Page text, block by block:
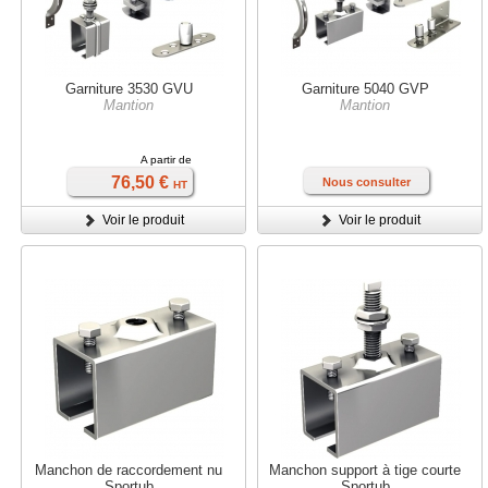
Garniture 3530 GVU
Mantion
A partir de
76,50 € HT
Voir le produit
Garniture 5040 GVP
Mantion
Nous consulter
Voir le produit
Manchon de raccordement nu
Manchon support à tige courte